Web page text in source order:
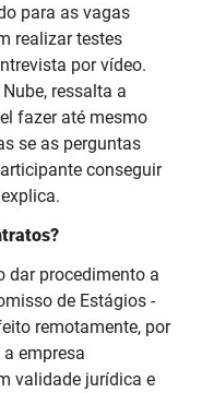
para as vagas
realizar testes
por vídeo.
ressalta a
fazer até mesmo
se as perguntas
conseguir
dar procedimento a
de Estágios -
remotamente, por
empresa
validade jurídica e